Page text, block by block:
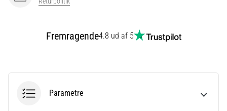
oplever.
Fremragende4.8 ud af 5
Parametre